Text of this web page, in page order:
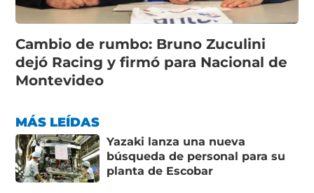
Cambio de rumbo: Bruno Zuculini
dejó Racing y firmó para Nacional de
Montevideo
MÁS LEÍDAS
Yazaki lanza una nueva
búsqueda de personal para su
planta de Escobar